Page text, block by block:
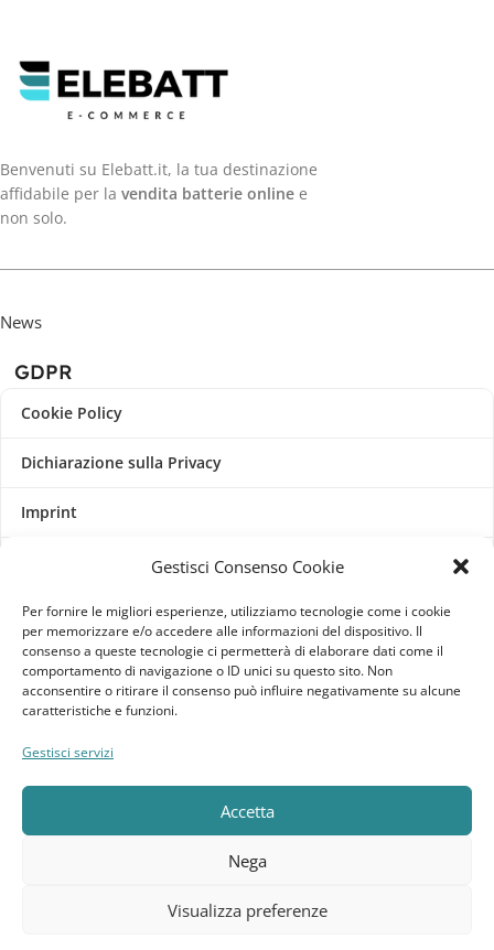
Gestisci Consenso Cookie
Per fornire le migliori esperienze, utilizziamo tecnologie come i cookie
per memorizzare e/o accedere alle informazioni del dispositivo. Il
consenso a queste tecnologie ci permetterà di elaborare dati come il
comportamento di navigazione o ID unici su questo sito. Non
acconsentire o ritirare il consenso può influire negativamente su alcune
caratteristiche e funzioni.
Gestisci servizi
Accetta
Nega
Visualizza preferenze
Benvenuti su Elebatt.it, la tua destinazione
affidabile per la vendita batterie online e
non solo.
News
GDPR
Cookie Policy
Dichiarazione sulla Privacy
Imprint
Termini e Condizioni
Disconoscimento
Pagine Dedicate
Raffrescatori Evaporativi Industriali